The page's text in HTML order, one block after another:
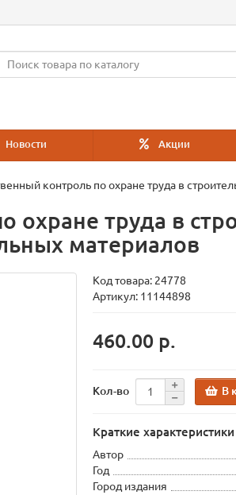
Новости Акции
контроль по охране труда в
труда в
материалов
Код товара: 24778
Артикул: 11144898
460.00 р.
Кол-во В
Краткие характеристики
Автор
Год
Город издания